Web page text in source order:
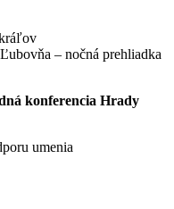
– nočná prehliadka
konferencia Hrady